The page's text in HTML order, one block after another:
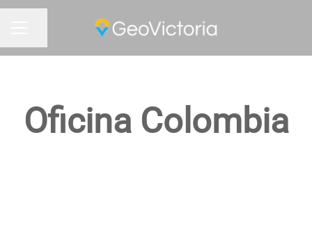
MENÚ DE EMPLEO
Compartir página
Oficina Colombia